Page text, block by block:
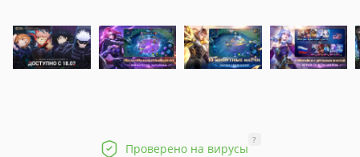
Проверено на вирусы
?